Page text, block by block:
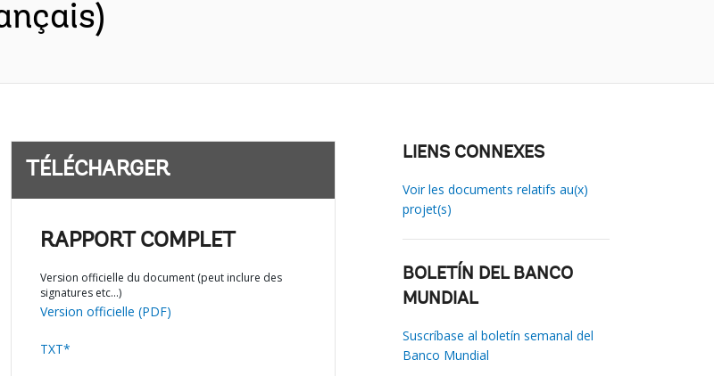
TÉLÉCHARGER
RAPPORT COMPLET
Version officielle du document (peut inclure des
signatures etc…)
Version officielle (PDF)
TXT*
LIENS CONNEXES
Voir les documents relatifs au(x)
projet(s)
BOLETÍN DEL BANCO
MUNDIAL
Suscríbase al boletín semanal del
Banco Mundial